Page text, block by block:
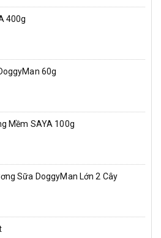
400g
60g
Mềm SAYA 100g
Sữa DoggyMan Lớn 2 Cây